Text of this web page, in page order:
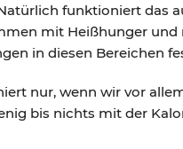
funktioniert das
mit Heißhunger
in diesen Bereichen
nur, wenn wir vor
bis nichts mit der